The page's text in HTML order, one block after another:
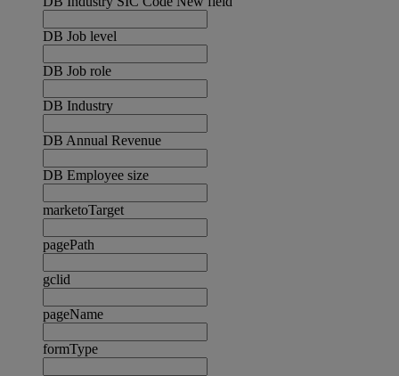
DB Job level
DB Job role
DB Industry
DB Annual Revenue
DB Employee size
marketoTarget
pagePath
gclid
pageName
formType